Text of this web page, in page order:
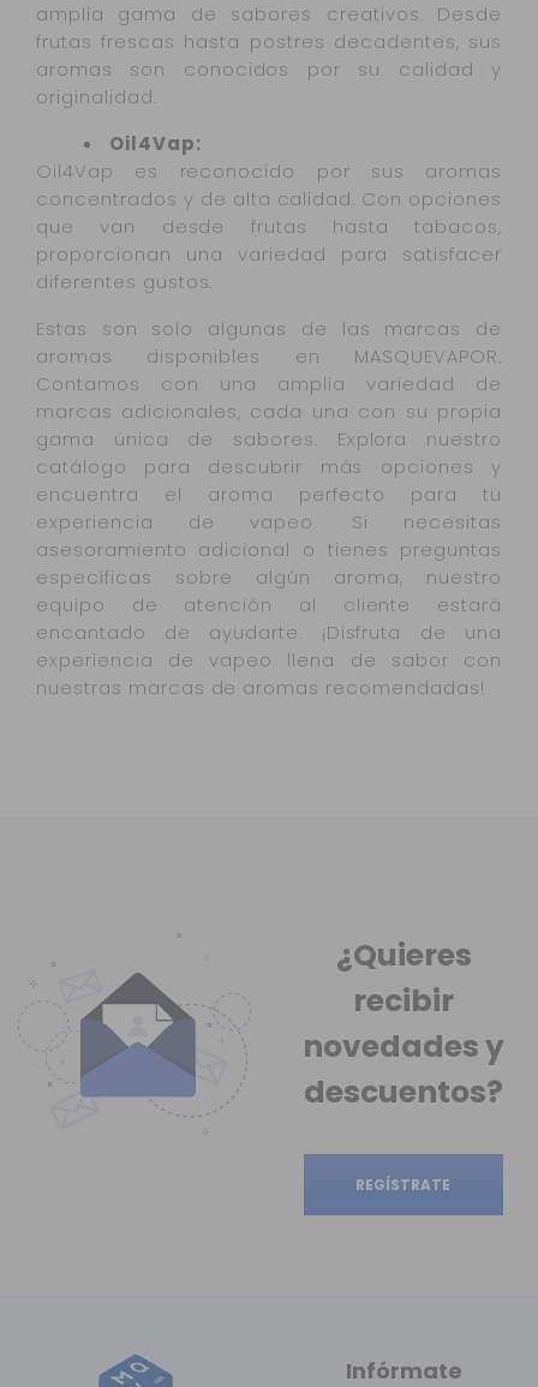
amplia gama de sabores creativos. Desde
frutas frescas hasta postres decadentes, sus
aromas son conocidos por su calidad y
originalidad.
Oil4Vap:
Oil4Vap es reconocido por sus aromas
concentrados y de alta calidad. Con opciones
que van desde frutas hasta tabacos,
proporcionan una variedad para satisfacer
diferentes gustos.
Estas son solo algunas de las marcas de
aromas disponibles en MASQUEVAPOR.
Contamos con una amplia variedad de
marcas adicionales, cada una con su propia
gama única de sabores. Explora nuestro
catálogo para descubrir más opciones y
encuentra el aroma perfecto para tu
experiencia de vapeo. Si necesitas
asesoramiento adicional o tienes preguntas
específicas sobre algún aroma, nuestro
equipo de atención al cliente estará
encantado de ayudarte. ¡Disfruta de una
experiencia de vapeo llena de sabor con
nuestras marcas de aromas recomendadas!
¿Quieres
recibir
novedadesy
descuentos?
REGÍSTRATE
Infórmate